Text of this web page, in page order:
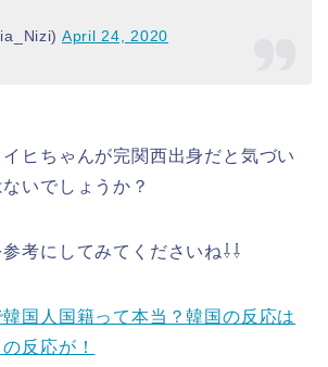
April 24, 2020
ヒちゃんが完関西出身だと気づい
いでしょうか？
考にしてみてくださいね⇩⇩
国人国籍って本当？韓国の反応は
反応が！